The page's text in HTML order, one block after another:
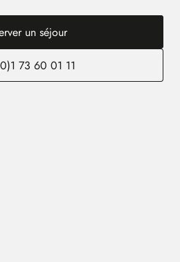
un séjour
73 60 01 11